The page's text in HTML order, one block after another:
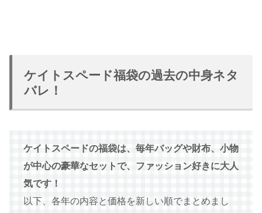
ケイトスペード福袋の過去の中身ネタ
バレ！
ケイトスペードの福袋は、毎年バッグや財布、小物
が中心の豪華なセットで、ファッション好きに大人
気です！
以下、各年の内容と価格を新しい順でまとめまし